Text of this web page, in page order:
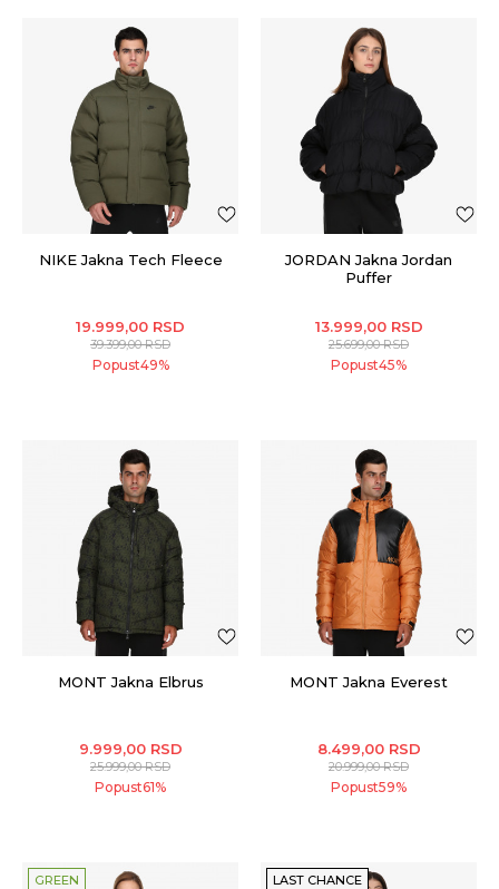
NIKE Jakna Tech Fleece
19.999,00 RSD
39.399,00RSD
Popust49%
JORDAN Jakna Jordan
Puffer
13.999,00 RSD
25.699,00RSD
Popust45%
MONT Jakna Elbrus
9.999,00 RSD
25.999,00RSD
Popust61%
MONT Jakna Everest
8.499,00 RSD
20.999,00RSD
Popust59%
GREEN LAST CHANCE